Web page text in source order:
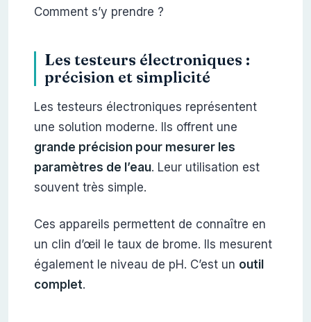
Comment s’y prendre ?
Les testeurs électroniques :
précision et simplicité
Les testeurs électroniques représentent
une solution moderne. Ils offrent une
grande précision pour mesurer les
paramètres de l’eau. Leur utilisation est
souvent très simple.
Ces appareils permettent de connaître en
un clin d’œil le taux de brome. Ils mesurent
également le niveau de pH. C’est un outil
complet.